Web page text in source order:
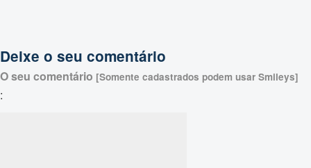
Deixe o seu comentário
O seu comentário [Somente cadastrados podem usar Smileys]
: